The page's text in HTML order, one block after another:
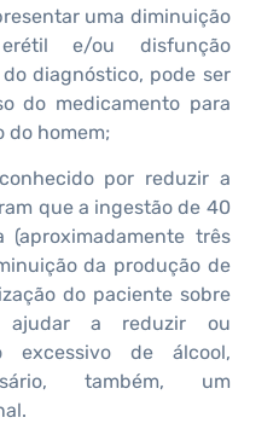
uma diminuição
e/ou disfunção
diagnóstico, pode ser
do medicamento para
do homem;
por reduzir a
que a ingestão de 40
três
da produção de
do paciente sobre
ajudar a reduzir ou
excessivo de álcool,
também, um